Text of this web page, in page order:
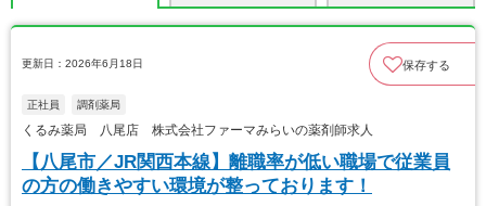
更新日：2026年6月18日 保存する
正社員 調剤薬局
くるみ薬局 八尾店 株式会社ファーマみらいの薬剤師求人
【八尾市／JR関西本線】離職率が低い職場で従業員
の方の働きやすい環境が整っております！